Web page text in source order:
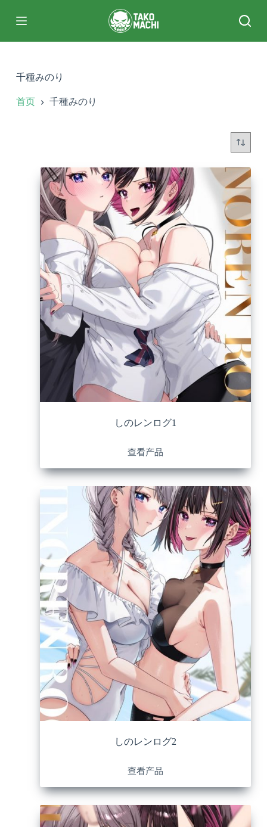
过
千種みのり
首页 千種みのり
しのレンログ1
查看产品
しのレンログ2
查看产品